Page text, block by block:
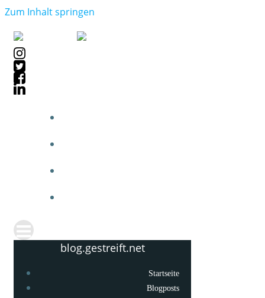
Zum Inhalt springen
blog.gestreift.net
Startseite
Blogposts